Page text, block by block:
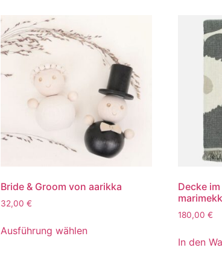
Bride & Groom von aarikka
32,00 €
Ausführung wählen
Decke
180,00€
In den